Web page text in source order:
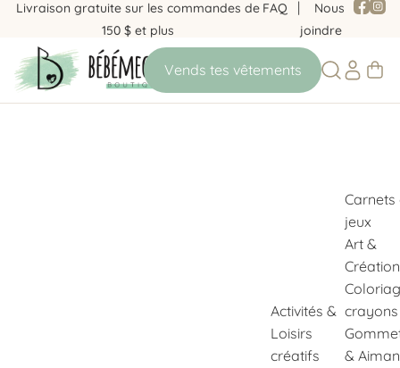
Livraison gratuite sur les commandes de
150 $ et plus
FAQ
Nous
joindre
Activités &
Loisirs
créatifs
Carnets
jeux
Art &
Création
crayons
&